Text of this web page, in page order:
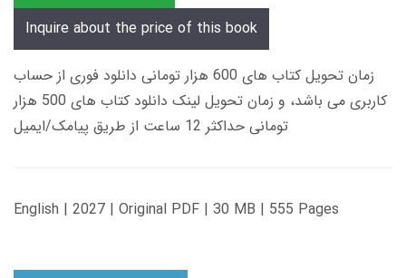
Inquire about the price of this book
زمان تحویل کتاب های 600 هزار تومانی دانلود فوری از حساب
کاربری می باشد، و زمان تحویل لینک دانلود کتاب های 500 هزار
تومانی حداکثر 12 ساعت از طریق پیامک/ایمیل
English | 2027 | Original PDF | 30 MB | 555 Pages